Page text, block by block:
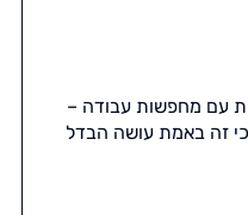
עם מחפשות עבודה –
כי זה באמת עושה הבדל